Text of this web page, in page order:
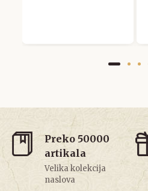
Preko 50000
artikala
Velika kolekcija
naslova